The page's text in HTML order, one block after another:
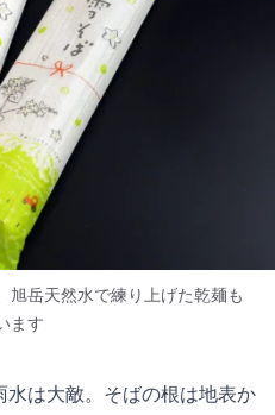
旭岳天然水で練り上げた乾麺も
ます
は大敵。そばの根は地表か